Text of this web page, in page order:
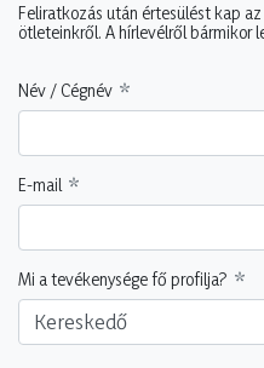
Feliratkozás után értesülést kap
ötleteinkről. A hírlevélről bármikor
Név / Cégnév
E-mail
Mi a tevékenysége fő profilja?
Kereskedő